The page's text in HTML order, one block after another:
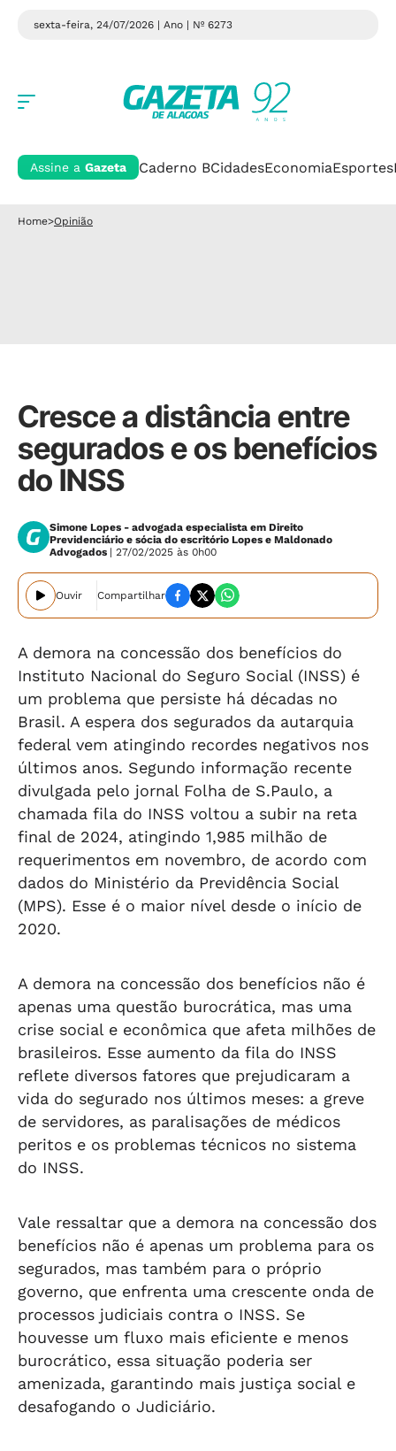
sexta-feira, 24/07/2026 | Ano | Nº 6273
Assine a Gazeta Caderno BCidadesEconomiaEsportes
Home>Opinião
Cresce a distância entre
segurados e os benefícios
do INSS
Simone Lopes - advogada especialista em Direito
Previdenciário e sócia do escritório Lopes e Maldonado
Advogados | 27/02/2025 às 0h00
Ouvir Compartilhar
A demora na concessão dos benefícios do
Instituto Nacional do Seguro Social (INSS) é
um problema que persiste há décadas no
Brasil. A espera dos segurados da autarquia
federal vem atingindo recordes negativos nos
últimos anos. Segundo informação recente
divulgada pelo jornal Folha de S.Paulo, a
chamada fila do INSS voltou a subir na reta
final de 2024, atingindo 1,985 milhão de
requerimentos em novembro, de acordo com
dados do Ministério da Previdência Social
(MPS). Esse é o maior nível desde o início de
2020.
A demora na concessão dos benefícios não é
apenas uma questão burocrática, mas uma
crise social e econômica que afeta milhões de
brasileiros. Esse aumento da fila do INSS
reflete diversos fatores que prejudicaram a
vida do segurado nos últimos meses: a greve
de servidores, as paralisações de médicos
peritos e os problemas técnicos no sistema
do INSS.
Vale ressaltar que a demora na concessão dos
benefícios não é apenas um problema para os
segurados, mas também para o próprio
governo, que enfrenta uma crescente onda de
processos judiciais contra o INSS. Se
houvesse um fluxo mais eficiente e menos
burocrático, essa situação poderia ser
amenizada, garantindo mais justiça social e
desafogando o Judiciário.